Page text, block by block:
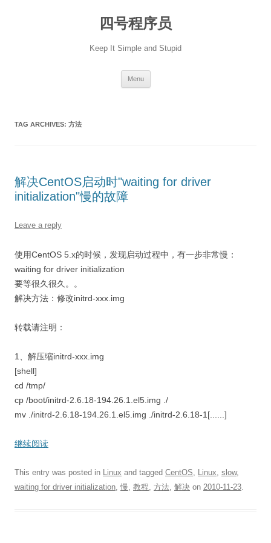
四号程序员
Keep It Simple and Stupid
Menu
TAG ARCHIVES: 方法
解决CentOS启动时"waiting for driver
initialization"慢的故障
Leave a reply
使用CentOS 5.x的时候，发现启动过程中，有一步非常慢：
waiting for driver initialization
要等很久很久。。
解决方法：修改initrd-xxx.img
转载请注明：
1、解压缩initrd-xxx.img
[shell]
cd /tmp/
cp /boot/initrd-2.6.18-194.26.1.el5.img ./
mv ./initrd-2.6.18-194.26.1.el5.img ./initrd-2.6.18-1[......]
继续阅读
This entry was posted in Linux and tagged CentOS, Linux, slow,
waiting for driver initialization, 慢, 教程, 方法, 解决 on 2010-11-23.